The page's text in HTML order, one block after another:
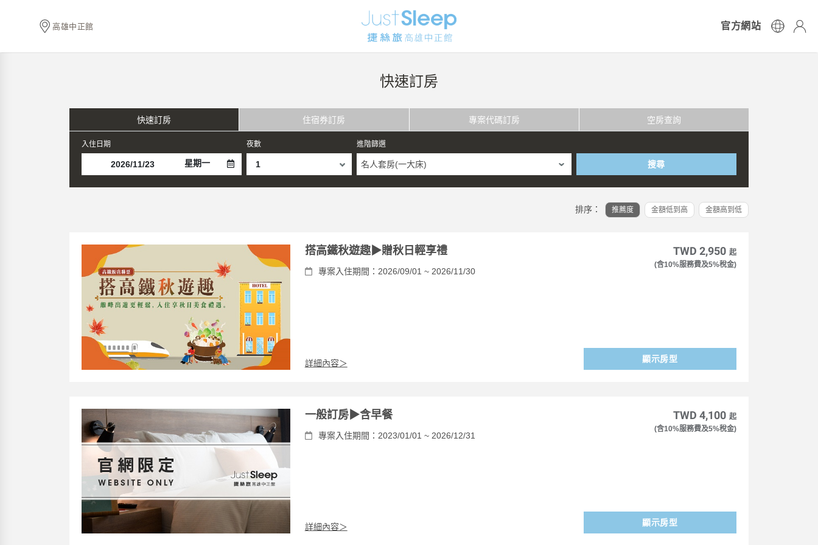
高雄中正館 官方網站
快速訂房
快速訂房 住宿券訂房 專案代碼訂房 空房查詢
入住日期
星期一
夜數 進階篩選
名人套房(一大床) 搜尋
排序： 推薦度 金額低到高 金額高到低
搭高鐵秋遊趣▶贈秋日輕享禮
專案入住期間：2026/09/01 ~ 2026/11/30
詳細內容＞
TWD 2,950 起
(含10%服務費及5%稅金)
顯示房型
一般訂房▶含早餐
專案入住期間：2023/01/01 ~ 2026/12/31
詳細內容＞
TWD 4,100 起
(含10%服務費及5%稅金)
顯示房型